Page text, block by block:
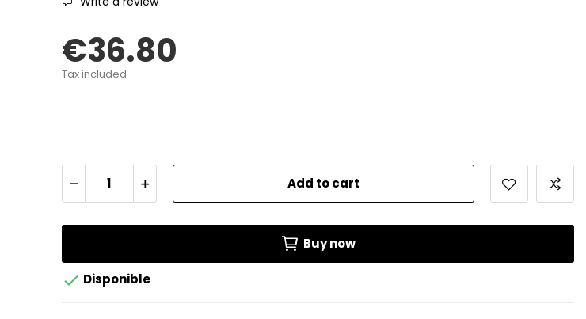
€36.80
Tax included
Add to cart
Buy now
 Disponible